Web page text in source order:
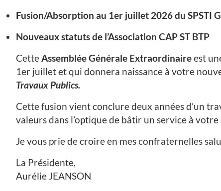
Fusion/Absorption au 1er juillet 2026 du SPSTI
Nouveaux statuts de l’Association CAP ST BTP
CetteAssemblée Générale Extraordinaireest
1er juillet et qui donnera naissance à votre
Travaux Publics.
Cette fusion vient conclure deux années d’un
valeurs dans l’optique de bâtir un service à votre
Je vous prie de croire en mes confraternelles
La Présidente,
Aurélie JEANSON